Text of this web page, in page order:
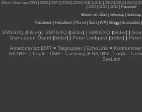
Album Sitemap: 2005| 2006| 2007| 2008| 2009| 2010| 2011| 2012| 2013| 2014|
2024| 2025| 2026|
Favoriter
Blommor: Start Sitemap
Sitemap
Facebook| Fotoalbum Home| Start| WX| Blogg| Granudden|
SM5GXQ(bilder) | SM7GXQ(bilder) | SM6GXQ(bilder) |
Granudden Öland (bilder) | Peter Lindquist (bilder) |
Amatörradio: DMR> Talgrupper| EchoLink> Kortnummer
SK7RFL
: Logik : DMR : Täckning > SK7RN : Logik :
SvxLink